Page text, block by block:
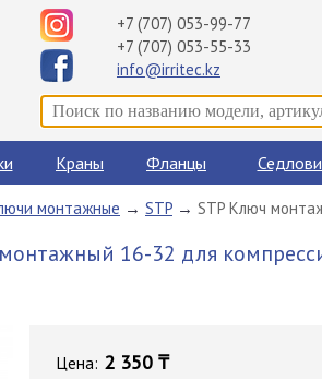
+7 (707) 053-99-77
+7 (707) 053-55-33
info@irritec.kz
Краны Фланцы
монтажные → STP → STP Ключ
16-32 для
Цена: 2 350 ₸